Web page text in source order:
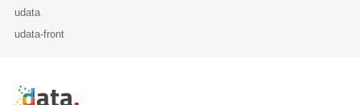
udata
udata-front
Retour à l'accueil de data.public.lu